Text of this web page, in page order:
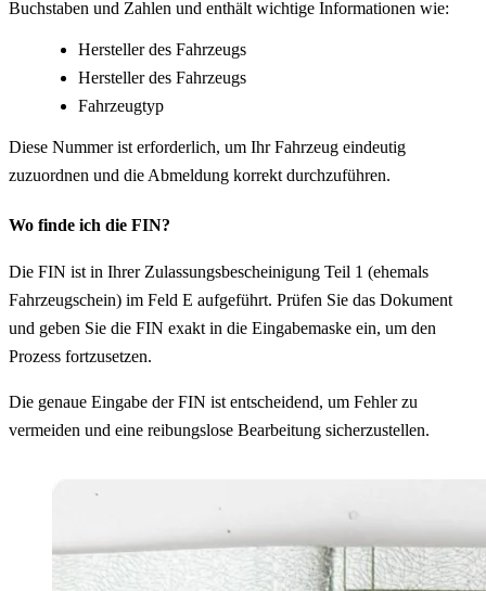
Buchstaben und Zahlen und enthält wichtige Informationen wie:
Hersteller des Fahrzeugs
Hersteller des Fahrzeugs
Fahrzeugtyp
Diese Nummer ist erforderlich, um Ihr Fahrzeug eindeutig
zuzuordnen und die Abmeldung korrekt durchzuführen.
Wo finde ich die FIN?
Die FIN ist in Ihrer Zulassungsbescheinigung Teil 1 (ehemals
Fahrzeugschein) im Feld E aufgeführt. Prüfen Sie das Dokument
und geben Sie die FIN exakt in die Eingabemaske ein, um den
Prozess fortzusetzen.
Die genaue Eingabe der FIN ist entscheidend, um Fehler zu
vermeiden und eine reibungslose Bearbeitung sicherzustellen.